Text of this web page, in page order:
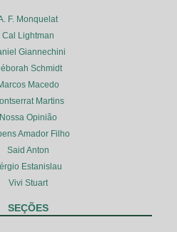
F. Monquelat
Cal Lightman
Giannechini
Schmidt
Macedo
Martins
Nossa Opinião
Amador Filho
Said Anton
Estanislau
Vivi Stuart
SEÇÕES